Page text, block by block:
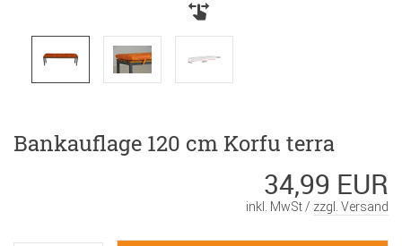
Bankauflage 120 cm Korfu terra
34,99 EUR
inkl. MwSt / zzgl. Versand